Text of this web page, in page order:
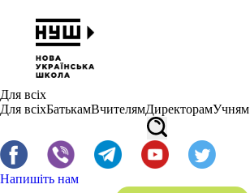
Для всіх
Для всіхБатькамВчителямДиректорамУчням
Напишіть нам